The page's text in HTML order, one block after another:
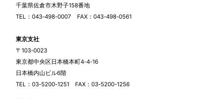
千葉県佐倉市木野子158番地
TEL：043-498-0007 FAX：043-498-0561
東京支社
〒103-0023
東京都中央区日本橋本町4-4-16
日本橋内山ビル6階
TEL：03-5200-1251 FAX：03-5200-1256